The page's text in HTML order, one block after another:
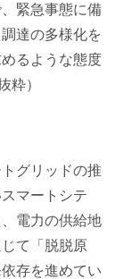
緊急事態に備
達の多様化を
るような態度
粋）
グリッドの推
マートシテ
電力の供給地
て「脱脱原
存を進めてい